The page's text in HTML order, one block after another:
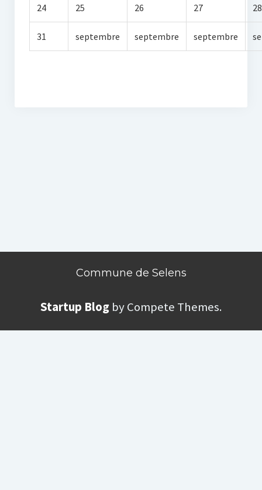
24 25 26 27 28
31 septembre septembre septembre
Commune de Selens
Startup Blogby Compete Themes.